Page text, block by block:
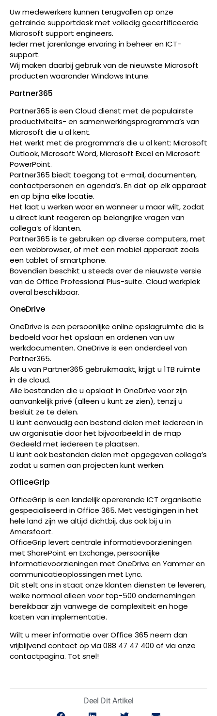
Uw medewerkers kunnen terugvallen op onze
getrainde supportdesk met volledig gecertificeerde
Microsoft support engineers.
Ieder met jarenlange ervaring in beheer en ICT-
support.
Wij maken daarbij gebruik van de nieuwste Microsoft
producten waaronder Windows Intune.
Partner365
Partner365 is een Cloud dienst met de populairste
productiviteits- en samenwerkingsprogramma’s van
Microsoft die u al kent.
Het werkt met de programma’s die u al kent: Microsoft
Outlook, Microsoft Word, Microsoft Excel en Microsoft
PowerPoint.
Partner365 biedt toegang tot e-mail, documenten,
contactpersonen en agenda’s. En dat op elk apparaat
en op bijna elke locatie.
Het laat u werken waar en wanneer u maar wilt, zodat
u direct kunt reageren op belangrijke vragen van
collega’s of klanten.
Partner365 is te gebruiken op diverse computers, met
een webbrowser, of met een mobiel apparaat zoals
een tablet of smartphone.
Bovendien beschikt u steeds over de nieuwste versie
van de Office Professional Plus-suite. Cloud werkplek
overal beschikbaar.
OneDrive
OneDrive is een persoonlijke online opslagruimte die is
bedoeld voor het opslaan en ordenen van uw
werkdocumenten. OneDrive is een onderdeel van
Partner365.
Als u van Partner365 gebruikmaakt, krijgt u 1TB ruimte
in de cloud.
Alle bestanden die u opslaat in OneDrive voor zijn
aanvankelijk privé (alleen u kunt ze zien), tenzij u
besluit ze te delen.
U kunt eenvoudig een bestand delen met iedereen in
uw organisatie door het bijvoorbeeld in de map
Gedeeld met iedereen te plaatsen.
U kunt ook bestanden delen met opgegeven collega’s
zodat u samen aan projecten kunt werken.
OfficeGrip
OfficeGrip is een landelijk opererende ICT organisatie
gespecialiseerd in Office 365. Met vestigingen in het
hele land zijn we altijd dichtbij, dus ook bij u in
Amersfoort.
OfficeGrip levert centrale informatievoorzieningen
met SharePoint en Exchange, persoonlijke
informatievoorzieningen met OneDrive en Yammer en
communicatieoplossingen met Lync.
Dit stelt ons in staat onze klanten diensten te leveren,
welke normaal alleen voor top-500 ondernemingen
bereikbaar zijn vanwege de complexiteit en hoge
kosten van implementatie.
Wilt u meer informatie over Office 365 neem dan
vrijblijvend contact op via 088 47 47 400 of via onze
contactpagina. Tot snel!
Deel Dit Artikel